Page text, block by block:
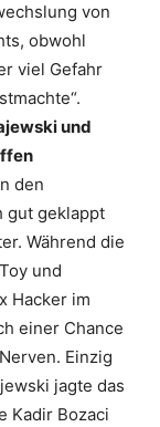
von
obwohl
viel Gefahr
und
den
gut geklappt
Während die
und
Hacker im
einer Chance
Einzig
jagte das
Kadir Bozaci